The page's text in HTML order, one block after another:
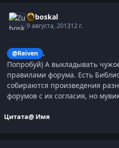
Zuboskal
9 августа, 201312 г.
@Reiven
,
Попробуй) А выкладывать
правилами форума. Есть
собираются произведения
форумов с их согласия, но
Цитата@ Имя